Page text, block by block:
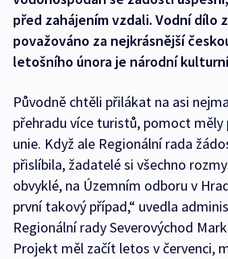
před zahájením vzdali. Vodní dílo
považováno za nejkrásnější
letošního února je národní
Původně chtěli přilákat na asi
přehradu více turistů, pomoct měly
unie. Když ale Regionální rada
přislíbila, žadatelé si všechno
obvyklé, na Územním odboru v
první takový případ,“ uvedla
Regionální rady Severovýchod
Projekt měl začít letos v červenci,